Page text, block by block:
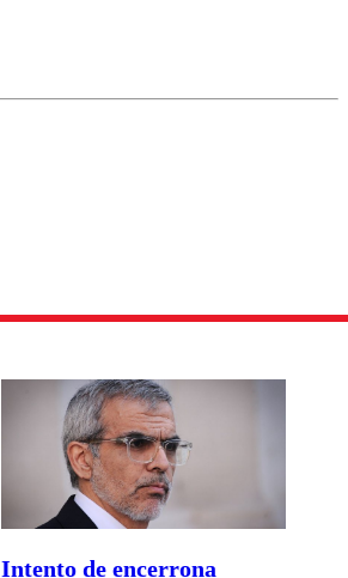
Intento de encerrona